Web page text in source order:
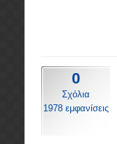
0
Σχόλια
1978 εμφανίσεις